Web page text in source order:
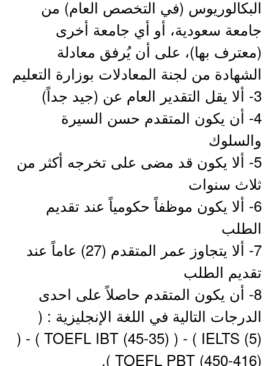
البكالوريوس (في التخصص العام) من
جامعة سعودية، أو أي جامعة أخرى
(معترف بها)، على أن يُرفق معادلة
الشهادة من لجنة المعادلات بوزارة التعليم
3- ألا يقل التقدير العام عن (جيد جداً)
4- أن يكون المتقدم حسن السيرة
والسلوك
5- ألا يكون قد مضى على تخرجه أكثر من
ثلاث سنوات
6- ألا يكون موظفاً حكومياً عند تقديم
الطلب
7- ألا يتجاوز عمر المتقدم (27) عاماً عند
تقديم الطلب
8- أن يكون المتقدم حاصلاً على احدى
الدرجات التالية في اللغة الإنجليزية : (
IELTS (5) ) - ( TOEFL IBT (45-35) ) - (
TOEFL PBT (450-416) ).